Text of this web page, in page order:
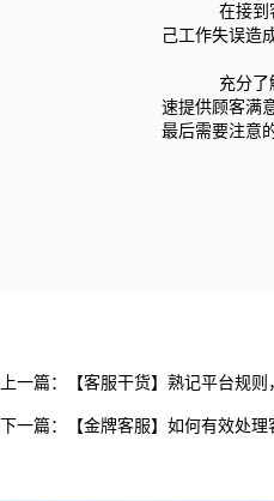
在接到客户
己工作失误造
充分了解客
速提供顾客满
最后需要注意
上一篇： 【客服干货】熟记平台规
下一篇： 【金牌客服】如何有效处